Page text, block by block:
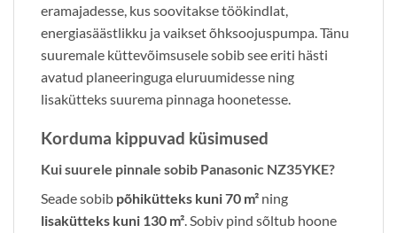
eramajadesse, kus soovitakse töökindlat,
energiasäästlikku ja vaikset õhksoojuspumpa. Tänu
suuremale küttevõimsusele sobib see eriti hästi
avatud planeeringuga eluruumidesse ning
lisakütteks suurema pinnaga hoonetesse.
Korduma kippuvad küsimused
Kui suurele pinnale sobib Panasonic NZ35YKE?
Seade sobib põhikütteks kuni 70 m² ning
lisakütteks kuni 130 m². Sobiv pind sõltub hoone